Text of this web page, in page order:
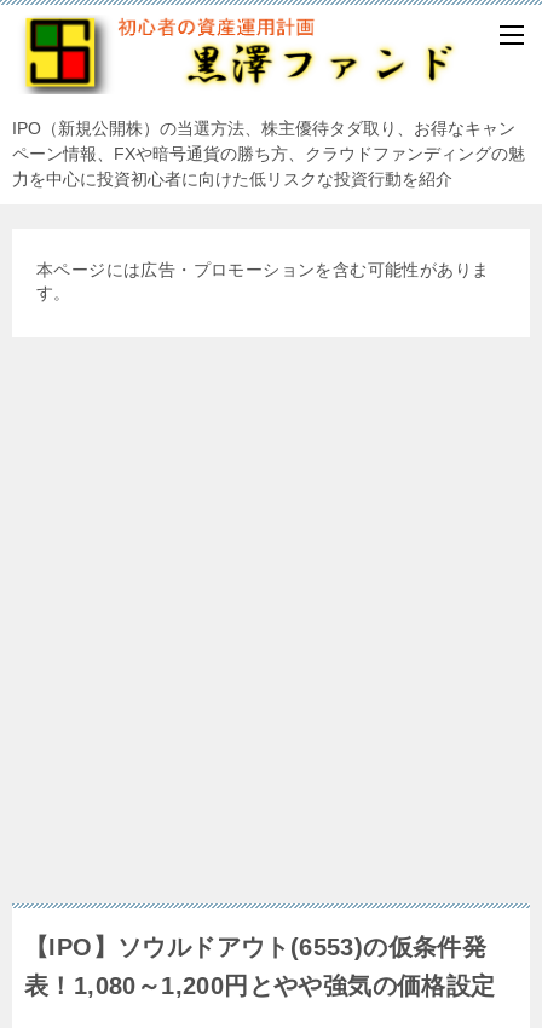
IPO（新規公開株）の当選方法、株主優待タダ取り、お得なキャン
ペーン情報、FXや暗号通貨の勝ち方、クラウドファンディングの魅
力を中心に投資初心者に向けた低リスクな投資行動を紹介
本ページには広告・プロモーションを含む可能性がありま
す。
【IPO】ソウルドアウト(6553)の仮条件発
表！1,080～1,200円とやや強気の価格設定